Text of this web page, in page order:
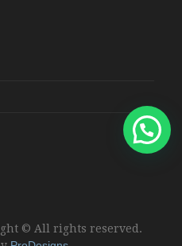
© All rights reserved.